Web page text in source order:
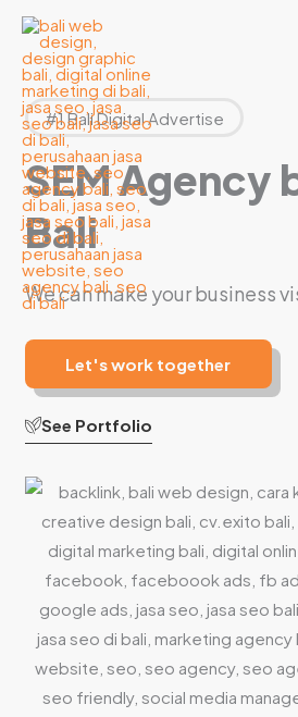
Lewati
konten
#1 Bali Digital Advertise
SEM Agency
Bali
We can make your business
Let's work together
See Portfolio